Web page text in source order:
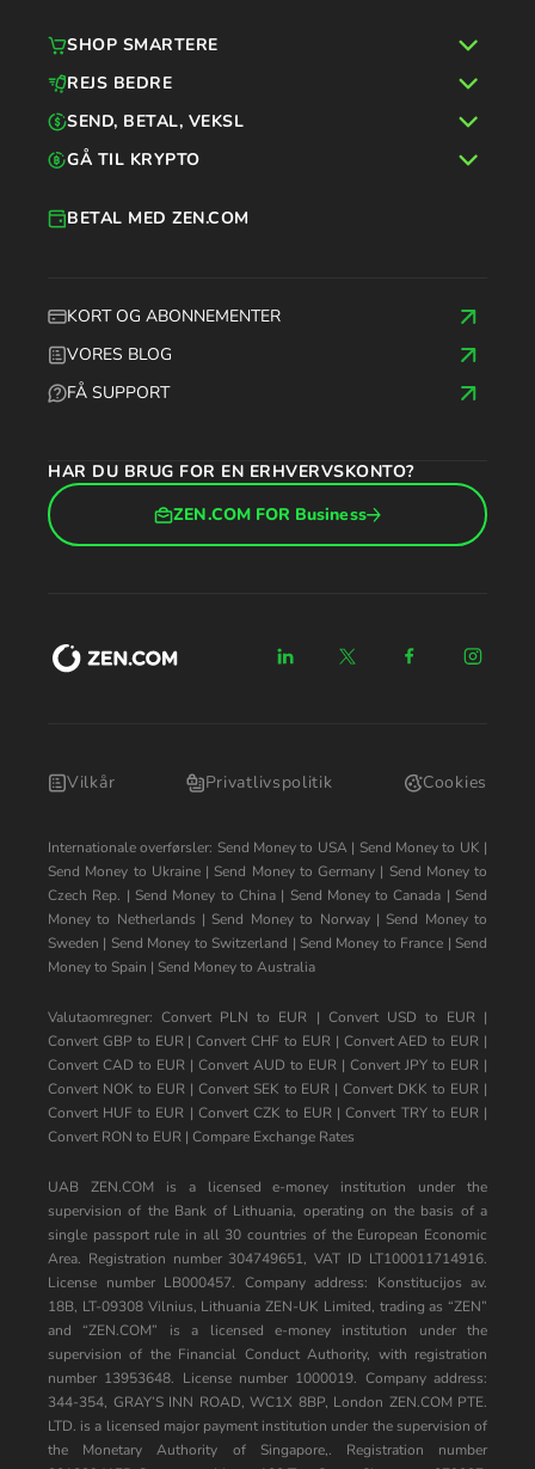
KORT OG ABONNEMENTER
VORES BLOG
FÅ SUPPORT
BETAL MED ZEN.COM
HAR DU BRUG FOR EN ERHVERVSKONTO?
ZEN.COM FOR Business
SHOP SMARTERE
REJS BEDRE
SEND, BETAL, VEKSL
GÅ TIL KRYPTO
Vilkår Privatlivspolitik Cookies
Internationale overførsler: Send Money to USA| Send Money to UK |
Send Money to Ukraine| Send Money to Germany | Send Money to
Czech Rep. | Send Money to China| Send Money to Canada | Send
Money to Netherlands | Send Money to Norway| Send Money to
Sweden | Send Money to Switzerland | Send Money to France | Send
Money to Spain | Send Money to Australia
Valutaomregner:Convert PLN to EUR | Convert USD to EUR|
Convert GBP to EUR|Convert CHF to EUR| Convert AED to EUR |
Convert CAD to EUR | Convert AUD to EUR | Convert JPY to EUR |
Convert NOK to EUR| Convert SEK to EUR |Convert DKK to EUR |
Convert HUF to EUR | Convert CZK to EUR |Convert TRY to EUR|
Convert RON to EUR | Compare Exchange Rates
UAB ZEN.COM is a licensed e-money institution under the
supervision of the Bank of Lithuania, operating on the basis of a
single passport rule in all 30 countries of the European Economic
Area. Registration number 304749651, VAT ID LT100011714916.
License number LB000457. Company address: Konstitucijos av.
18B, LT-09308 Vilnius, Lithuania ZEN-UK Limited, trading as “ZEN”
and “ZEN.COM” is a licensed e-money institution under the
supervision of the Financial Conduct Authority, with registration
number 13953648. License number 1000019. Company address:
344-354, GRAY’S INN ROAD, WC1X 8BP, London ZEN.COM PTE.
LTD. is a licensed major payment institution under the supervision of
the Monetary Authority of Singapore,. Registration number